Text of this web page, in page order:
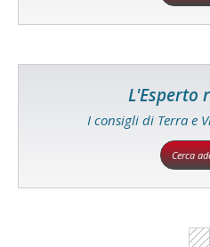
L'Esperto
I consigli di Terra e
Cerca